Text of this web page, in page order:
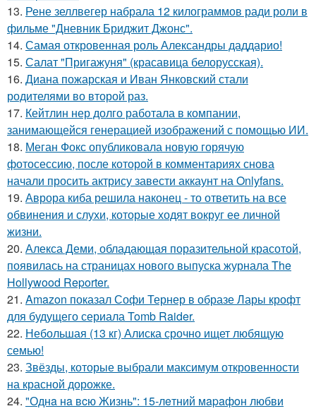
13. Рене зеллвегер набрала 12 килограммов ради роли в
фильме "Дневник Бриджит Джонс".
14. Самая откровенная роль Александры даддарио!
15. Салат "Пригажуня" (красавица белорусская).
16. Диана пожарская и Иван Янковский стали
родителями во второй раз.
17. Кейтлин нер долго работала в компании,
занимающейся генерацией изображений с помощью ИИ.
18. Меган Фокс опубликовала новую горячую
фотосессию, после которой в комментариях снова
начали просить актрису завести аккаунт на Onlyfans.
19. Аврора киба решила наконец - то ответить на все
обвинения и слухи, которые ходят вокруг ее личной
жизни.
20. Алекса Деми, обладающая поразительной красотой,
появилась на страницах нового выпуска журнала The
Hollywood Reporter.
21. Amazon показал Софи Тернер в образе Лары крофт
для будущего сериала Tomb Raider.
22. Небольшая (13 кг) Алиска срочно ищет любящую
семью!
23. Звёзды, которые выбрали максимум откровенности
на красной дорожке.
24. "Однa нa вcю Жизнь": 15-лeтний мapaфoн любви